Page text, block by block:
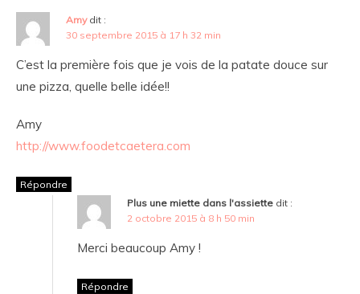
Amy dit :
30 septembre 2015 à 17 h 32 min
C’est la première fois que je vois de la patate douce sur
une pizza, quelle belle idée!!
Amy
http://www.foodetcaetera.com
Répondre
Plus une miette dans l'assiette dit :
2 octobre 2015 à 8 h 50 min
Merci beaucoup Amy !
Répondre